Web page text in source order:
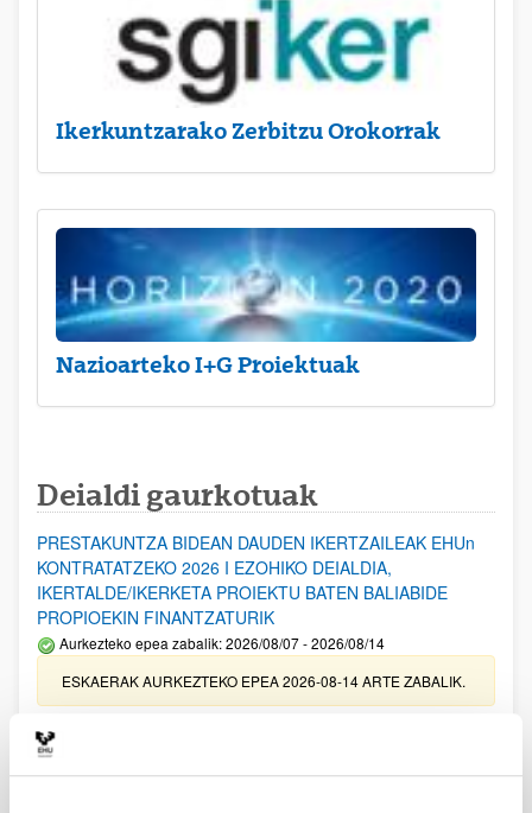
Ikerkuntzarako Zerbitzu Orokorrak
Nazioarteko I+G Proiektuak
Deialdi gaurkotuak
PRESTAKUNTZA BIDEAN DAUDEN IKERTZAILEAK EHUn
KONTRATATZEKO 2026 I EZOHIKO DEIALDIA,
IKERTALDE/IKERKETA PROIEKTU BATEN BALIABIDE
PROPIOEKIN FINANTZATURIK
Aurkezteko epea zabalik: 2026/08/07 - 2026/08/14
ESKAERAK AURKEZTEKO EPEA 2026-08-14 ARTE ZABALIK.
UPV/EHUn Azpiegitura Zientifikoa eta Funts Bibliografikoak
erosi eta berritzeko laguntzak 2026